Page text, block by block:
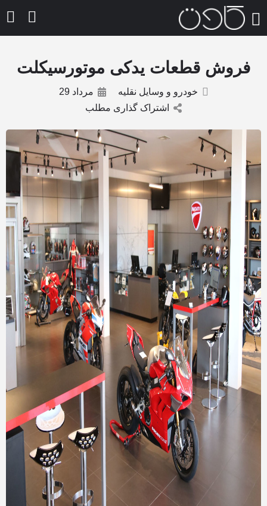
فروش قطعات یدکی موتورسیکلت
خودرو و وسایل نقلیه
مرداد 29
اشتراک گذاری مطلب